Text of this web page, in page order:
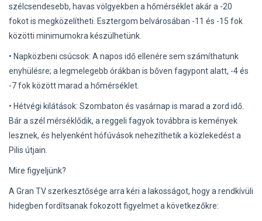
szélcsendesebb, havas völgyekben a hőmérséklet akár a -20
fokot is megközelítheti. Esztergom belvárosában -11 és -15 fok
közötti minimumokra készülhetünk.
• Napközbeni csúcsok: A napos idő ellenére sem számíthatunk
enyhülésre; a legmelegebb órákban is bőven fagypont alatt, -4 és
-7 fok között marad a hőmérséklet.
• Hétvégi kilátások: Szombaton és vasárnap is marad a zord idő.
Bár a szél mérséklődik, a reggeli fagyok továbbra is kemények
lesznek, és helyenként hófúvások nehezíthetik a közlekedést a
Pilis útjain.
Mire figyeljünk?
A Gran TV szerkesztősége arra kéri a lakosságot, hogy a rendkívüli
hidegben fordítsanak fokozott figyelmet a következőkre: